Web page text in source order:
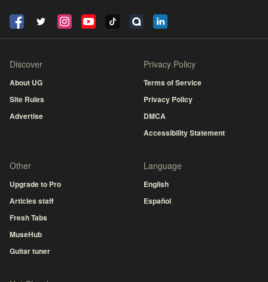
Discover
About UG
Site Rules
Advertise
Privacy Policy
Terms of Service
Privacy Policy
DMCA
Accessibility Statement
Other
Upgrade to Pro
Articles staff
Fresh Tabs
MuseHub
Guitar tuner
Language
English
Español